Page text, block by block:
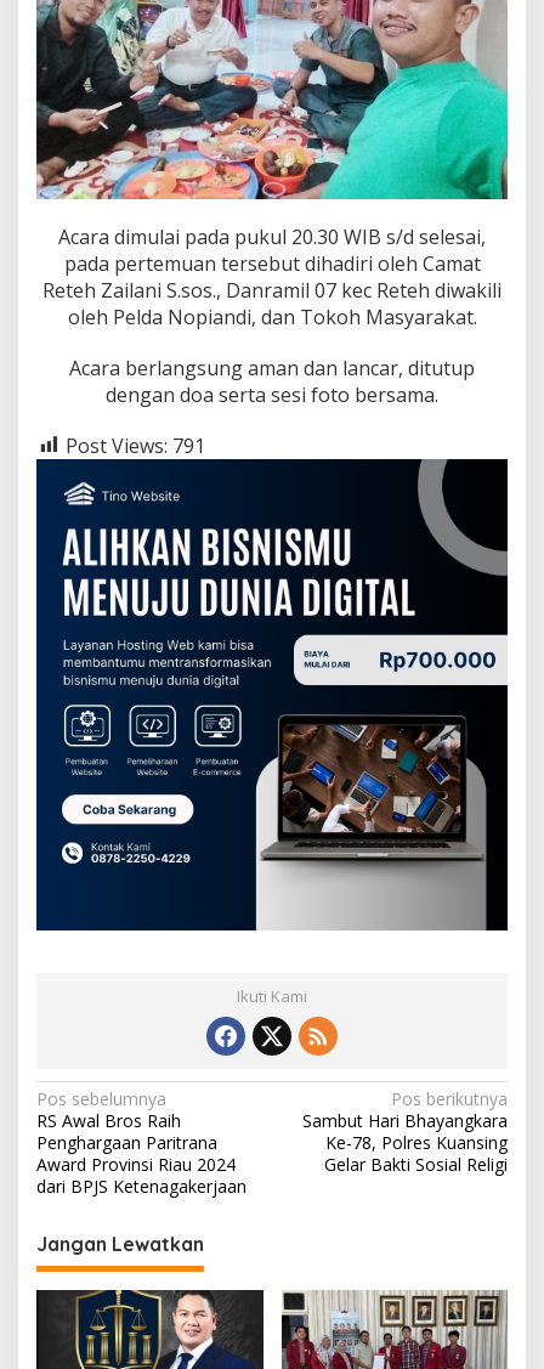
Acara dimulai pada pukul 20.30 WIB s/d selesai,
pada pertemuan tersebut dihadiri oleh Camat
Reteh Zailani S.sos., Danramil 07 kec Reteh diwakili
oleh Pelda Nopiandi, dan Tokoh Masyarakat.
Acara berlangsung aman dan lancar, ditutup
dengan doa serta sesi foto bersama.
Post Views: 791
Ikuti Kami
N
a
v
g
a
Pos sebelumnya
RS Awal Bros Raih
Penghargaan Paritrana
Award Provinsi Riau 2024
dari BPJS Ketenagakerjaan
Pos berikutnya
Sambut Hari Bhayangkara
Ke-78, Polres Kuansing
Gelar Bakti Sosial Religi
Jangan Lewatkan